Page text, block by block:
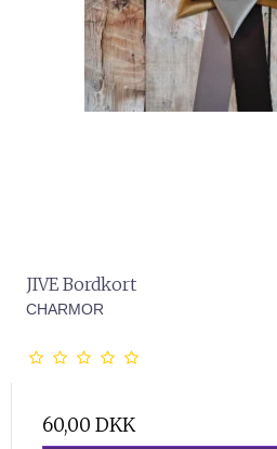
JIVE Bordkort
CHARMOR
60,00 DKK